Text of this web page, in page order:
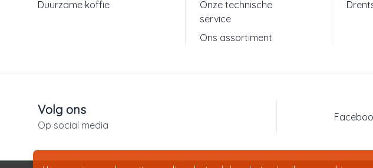
Duurzame koffie
Onze technische
service
Ons assortiment
Volg ons
Op social media